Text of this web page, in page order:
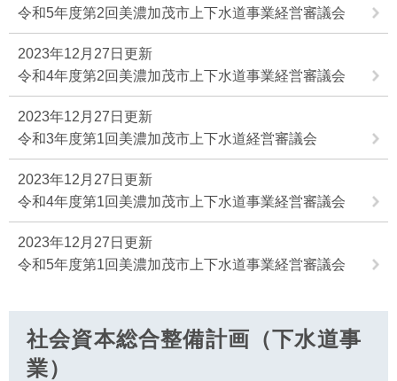
令和5年度第2回美濃加茂市上下水道事業経営審議会
2023年12月27日更新
令和4年度第2回美濃加茂市上下水道事業経営審議会
2023年12月27日更新
令和3年度第1回美濃加茂市上下水道経営審議会
2023年12月27日更新
令和4年度第1回美濃加茂市上下水道事業経営審議会
2023年12月27日更新
令和5年度第1回美濃加茂市上下水道事業経営審議会
社会資本総合整備計画（下水道事
業）